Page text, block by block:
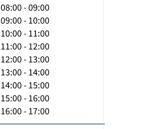
08:00 - 09:00
09:00 - 10:00
10:00 - 11:00
11:00 - 12:00
12:00 - 13:00
13:00 - 14:00
14:00 - 15:00
15:00 - 16:00
16:00 - 17:00